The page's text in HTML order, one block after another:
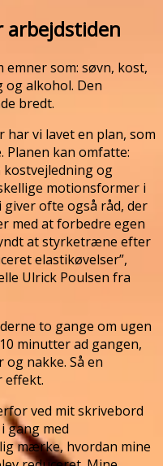
emner som: søvn, kost,
alkohol. Den
bredt.
har vi lavet en plan, som
Planen kan omfatte:
og
motionsformer i
ofte også råd, der
med at forbedre egen
at styrketræne efter
elastikøvelser”,
Ulrick Poulsen fra
to gange om ugen
minutter ad gangen,
nakke. Så en
effekt.
ved mit skrivebord
gang med
mærke, hvordan mine